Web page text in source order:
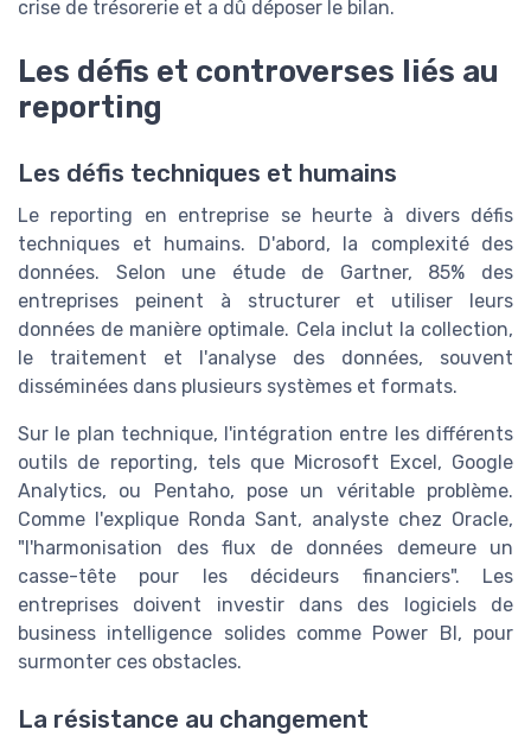
crise de trésorerie et a dû déposer le bilan.
Les défis et controverses liés au
reporting
Les défis techniques et humains
Le reporting en entreprise se heurte à divers défis
techniques et humains. D'abord, la complexité des
données. Selon une étude de Gartner, 85% des
entreprises peinent à structurer et utiliser leurs
données de manière optimale. Cela inclut la collection,
le traitement et l'analyse des données, souvent
disséminées dans plusieurs systèmes et formats.
Sur le plan technique, l'intégration entre les différents
outils de reporting, tels que Microsoft Excel, Google
Analytics, ou Pentaho, pose un véritable problème.
Comme l'explique Ronda Sant, analyste chez Oracle,
"l'harmonisation des flux de données demeure un
casse-tête pour les décideurs financiers". Les
entreprises doivent investir dans des logiciels de
business intelligence solides comme Power BI, pour
surmonter ces obstacles.
La résistance au changement